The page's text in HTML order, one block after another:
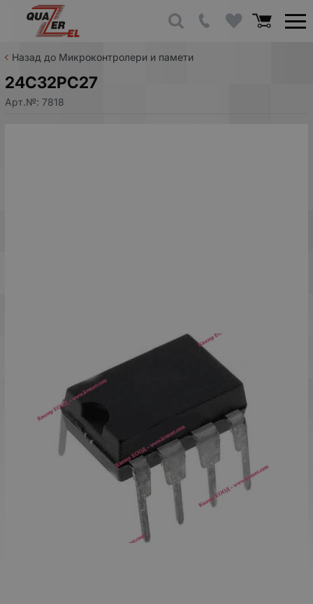
Назад до Микроконтролери и памети
24C32PC27
Арт.№: 7818